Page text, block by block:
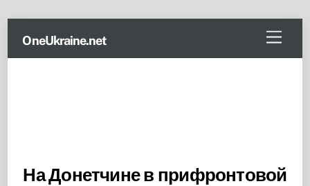
content
Menu
OneUkraine.net
На Донетчине в прифронтовой